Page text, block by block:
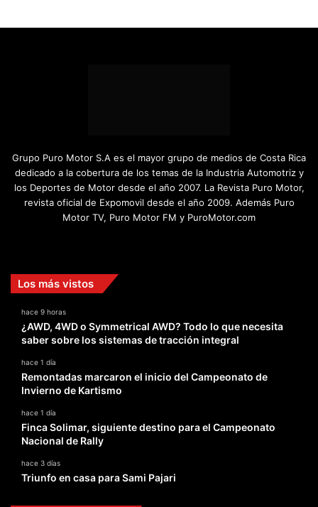
Grupo Puro Motor S.A es el mayor grupo de medios de Costa Rica
dedicado a la cobertura de los temas de la Industria Automotriz y
los Deportes de Motor desde el año 2007. La Revista Puro Motor,
revista oficial de Expomovil desde el año 2009. Además Puro
Motor TV, Puro Motor FM y PuroMotor.com
Los más vistos
hace 9 horas
¿AWD, 4WD o Symmetrical AWD? Todo lo que necesita
saber sobre los sistemas de tracción integral
hace 1 día
Remontadas marcaron el inicio del Campeonato de
Invierno de Kartismo
hace 1 día
Finca Solimar, siguiente destino para el Campeonato
Nacional de Rally
hace 3 días
Triunfo en casa para Sami Pajari